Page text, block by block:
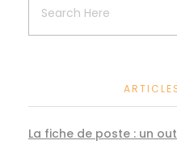
La fiche de poste : un